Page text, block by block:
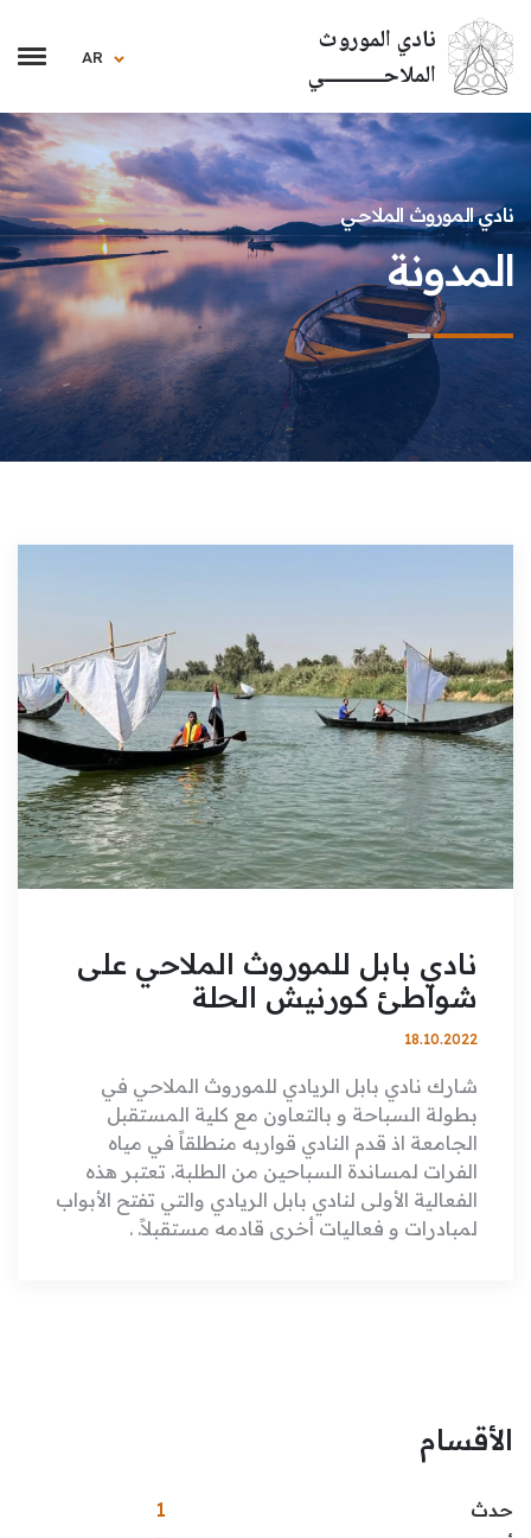
نادي الموروث
الملاحــــــــــي
AR
نادي الموروث الملاحــــــــــي
المدونة
نادي بابل للموروث الملاحي على
شواطئ كورنيش الحلة
18.10.2022
شارك نادي بابل الريادي للموروث الملاحي في
بطولة السباحة و بالتعاون مع كلية المستقبل
الجامعة اذ قدم النادي قواربه منطلقاً في مياه
الفرات لمساندة السباحين من الطلبة. تعتبر هذه
الفعالية الأولى لنادي بابل الريادي والتي تفتح الأبواب
لمبادرات و فعاليات أخرى قادمه مستقبلاً. .
الأقسام
حدث
1